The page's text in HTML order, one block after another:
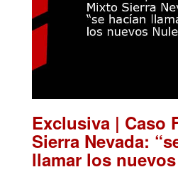
Exclusiva | Caso
Sierra Nevada:
llamar los